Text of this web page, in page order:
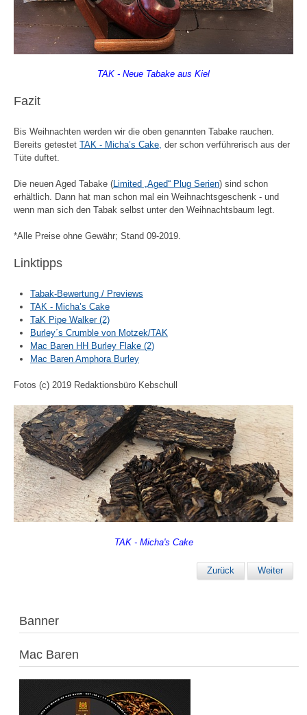
TAK - Neue Tabake aus Kiel
Fazit
Bis Weihnachten werden wir die oben genannten Tabake rauchen.
Bereits getestet TAK - Micha’s Cake, der schon verführerisch aus der
Tüte duftet.
Die neuen Aged Tabake ( Limited „Aged“ Plug Serien) sind schon
erhältlich. Dann hat man schon mal ein Weihnachtsgeschenk - und
wenn man sich den Tabak selbst unter den Weihnachtsbaum legt.
*Alle Preise ohne Gewähr; Stand 09-2019.
Linktipps
Tabak-Bewertung / Previews
TAK - Micha’s Cake
TaK Pipe Walker (2)
Burley´s Crumble von Motzek/TAK
Mac Baren HH Burley Flake (2)
Mac Baren Amphora Burley
Fotos (c) 2019 Redaktionsbüro Kebschull
TAK - Micha's Cake
Zurück Weiter
Banner
Mac Baren